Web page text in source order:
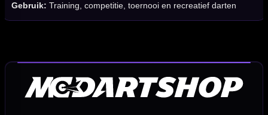
Gebruik: Training, competitie, toernooi en recreatief darten